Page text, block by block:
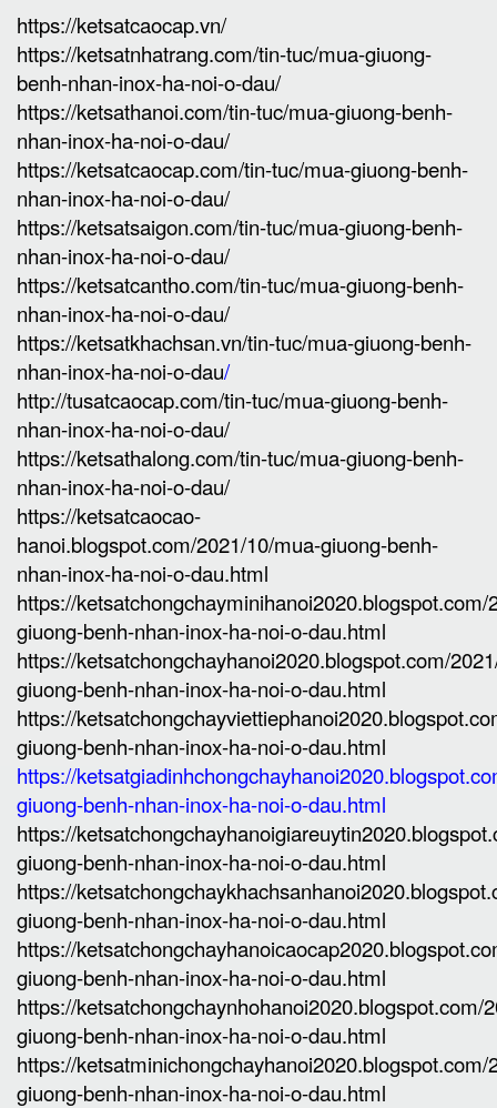
https://ketsatcaocap.vn/
https://ketsatnhatrang.com/tin-tuc/mua-giuong-
benh-nhan-inox-ha-noi-o-dau/
https://ketsathanoi.com/tin-tuc/mua-giuong-benh-
nhan-inox-ha-noi-o-dau/
https://ketsatcaocap.com/tin-tuc/mua-giuong-benh-
nhan-inox-ha-noi-o-dau/
https://ketsatsaigon.com/tin-tuc/mua-giuong-benh-
nhan-inox-ha-noi-o-dau/
https://ketsatcantho.com/tin-tuc/mua-giuong-benh-
nhan-inox-ha-noi-o-dau/
https://ketsatkhachsan.vn/tin-tuc/mua-giuong-benh-
nhan-inox-ha-noi-o-dau/
http://tusatcaocap.com/tin-tuc/mua-giuong-benh-
nhan-inox-ha-noi-o-dau/
https://ketsathalong.com/tin-tuc/mua-giuong-benh-
nhan-inox-ha-noi-o-dau/
https://ketsatcaocao-
hanoi.blogspot.com/2021/10/mua-giuong-benh-
nhan-inox-ha-noi-o-dau.html
https://ketsatchongchayminihanoi2020.blogspot.com/
giuong-benh-nhan-inox-ha-noi-o-dau.html
https://ketsatchongchayhanoi2020.blogspot.com/
giuong-benh-nhan-inox-ha-noi-o-dau.html
https://
giuong-benh-nhan-inox-ha-noi-o-dau.html
https://
giuong-benh-nhan-inox-ha-noi-o-dau.html
https://
giuong-benh-nhan-inox-ha-noi-o-dau.html
https://
giuong-benh-nhan-inox-ha-noi-o-dau.html
https://
giuong-benh-nhan-inox-ha-noi-o-dau.html
https://ketsatchongchaynhohanoi2020.blogspot.com/
giuong-benh-nhan-inox-ha-noi-o-dau.html
https://ketsatminichongchayhanoi2020.blogspot.com/
giuong-benh-nhan-inox-ha-noi-o-dau.html